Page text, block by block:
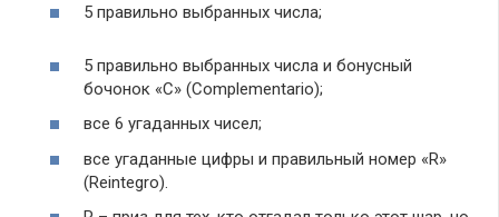
5 правильно выбранных числа;
5 правильно выбранных числа и бонусный
бочонок «С» (Complementario);
все 6 угаданных чисел;
все угаданные цифры и правильный номер «R»
(Reintegro).